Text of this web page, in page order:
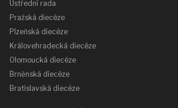
Ústřední rada
Pražská diecéze
Plzeňská diecéze
Královehradecká diecéze
Olomoucká diecéze
Brněnská diecéze
Bratislavská diecéze